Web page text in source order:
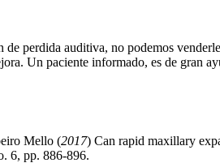
perdida auditiva, no podemos
Un paciente informado, es de gran
Mello (2017) Can rapid maxillary
6, pp. 886-896.